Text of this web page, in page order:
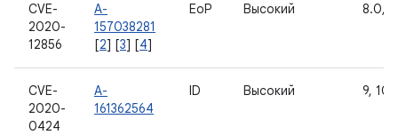
CVE-
2020-
12856
A-
157038281
[2] [3] [4]
EoP Высокий 8.0,
CVE-
2020-
0424
A-
161362564
ID Высокий 9, 10,